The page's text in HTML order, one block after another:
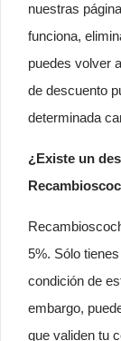
nuestras
funciona,
puedes volver
de descuento
determinada
¿Existe un
5%. Sólo
condición de
embargo,
que validen tu